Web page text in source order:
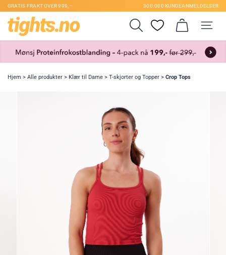
GRATIS FRAKT OVER 999,– 300.000 KUNDEANMELDELSER
Hjem > Alle produkter > Klær til Dame > T-skjorter og Topper > Crop Tops